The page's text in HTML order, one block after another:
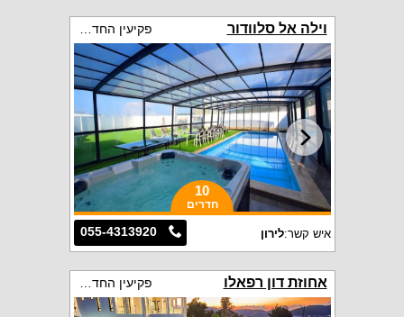
וילה אל סלוודור
10
חדרים
055-4313920 איש קשר:לירון
אחוזת דון רפאלו